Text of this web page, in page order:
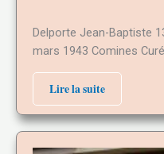
Delporte Jean-Baptiste
mars 1943 Comines
Lire la suite